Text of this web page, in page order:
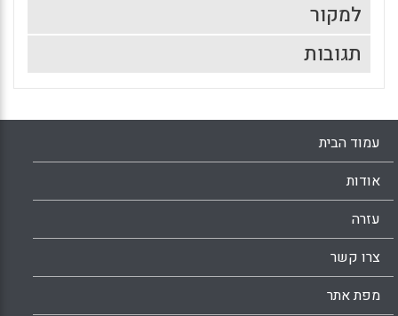
למקור
תגובות
עמוד הבית
אודות
עזרה
צרו קשר
מפת אתר